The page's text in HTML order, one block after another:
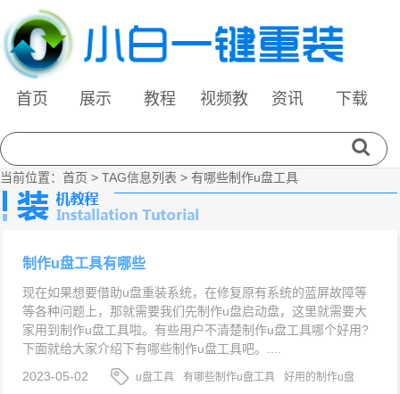
首页 展示 教程
视频教
资讯 下载
当前位置： 首页 > TAG信息列表 > 有哪些制作u盘工具
制作u盘工具有哪些
现在如果想要借助u盘重装系统，在修复原有系统的蓝屏故障等
等各种问题上，那就需要我们先制作u盘启动盘，这里就需要大
家用到制作u盘工具啦。有些用户不清楚制作u盘工具哪个好用?
下面就给大家介绍下有哪些制作u盘工具吧。....
2023-05-02
u盘工具 有哪些制作u盘工具
好用的制作u盘